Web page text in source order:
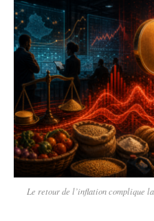
Le retour de l’inflation complique